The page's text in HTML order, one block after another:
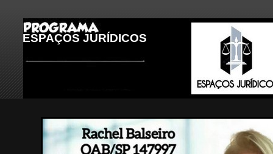
ESPAÇOS JURÍDICOS
LEGENDA DA IMAGEM 3